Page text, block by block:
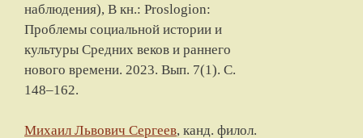
наблюдения), В кн.: Proslogion:
Проблемы социальной истории и
культуры Средних веков и раннего
нового времени. 2023. Вып. 7(1). С.
148–162.
Михаил Львович Сергеев, канд. филол.